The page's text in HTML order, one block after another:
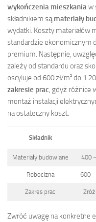
wykończenia mieszkania w
składnikiem są materiały
wydatki. Koszty materiałów
standardzie ekonomicznym
premium. Następnie,
zależy od standardu oraz
oscyluje od 600 zł/m² do 1
zakresie prac , gdyż różnice
montaż instalacji
na ostateczny koszt.
Składnik
Materiały budowlane 400
Robocizna 600
Zakres prac
Zwróć uwagę na konkretne